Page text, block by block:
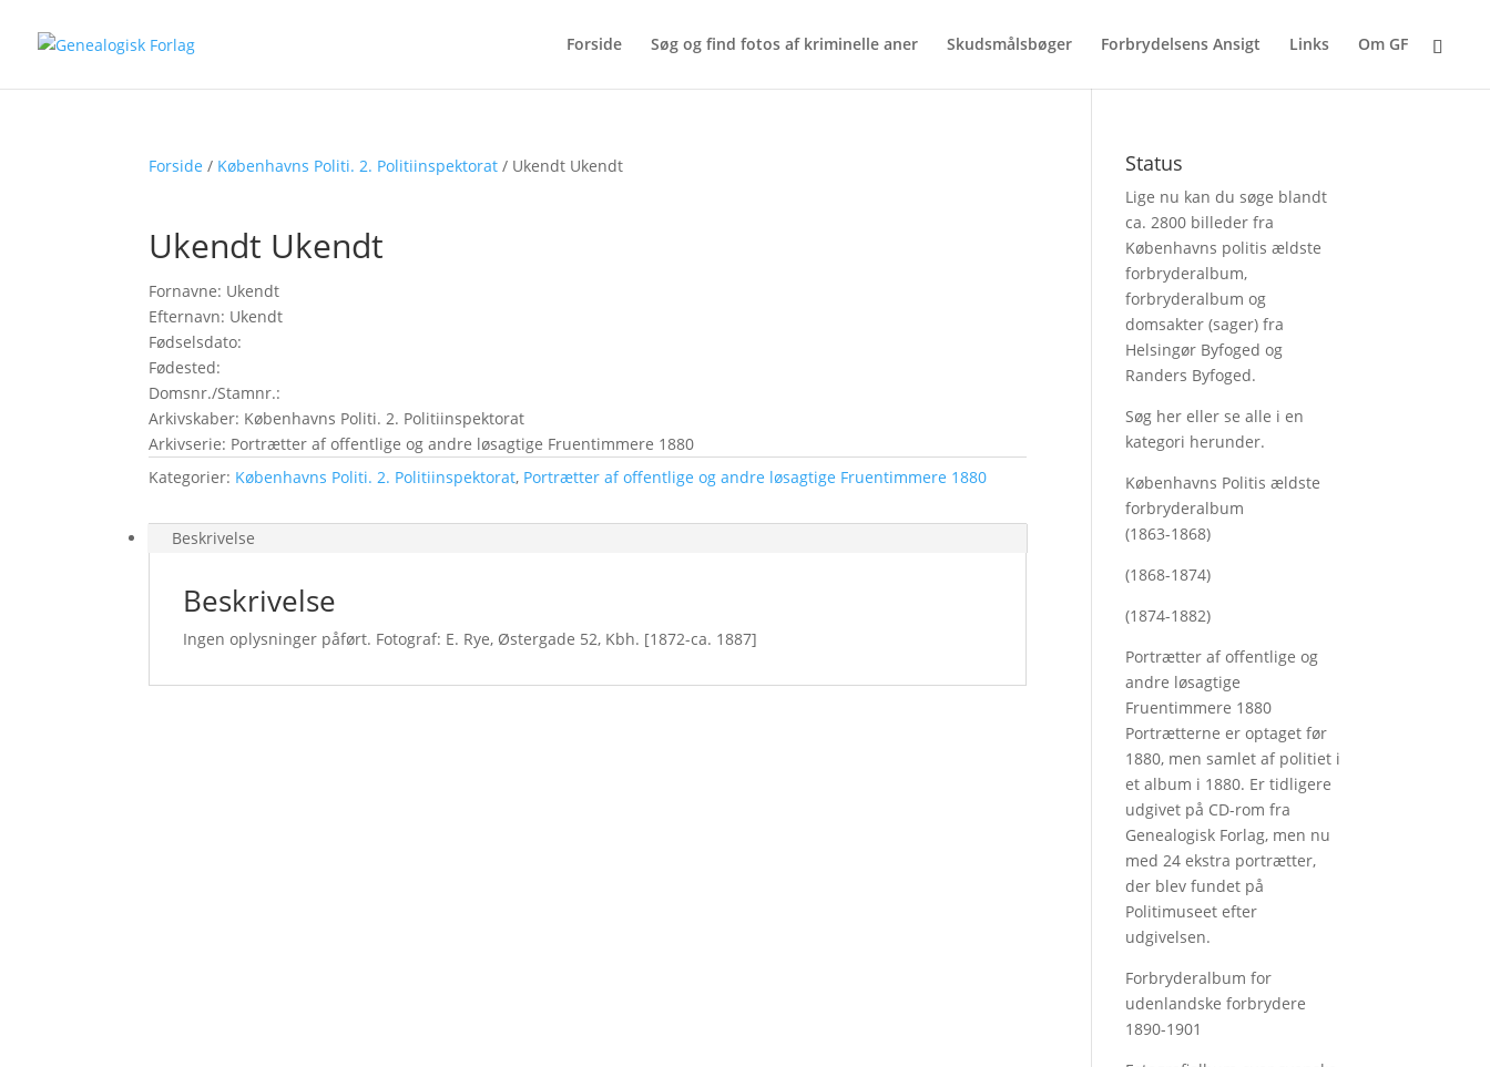
Forside Søg og find fotos af kriminelle aner Skudsmålsbøger Forbrydelsens Ansigt Links Om GF
Forside / Københavns Politi. 2. Politiinspektorat / Ukendt Ukendt
Ukendt Ukendt
Fornavne: Ukendt
Efternavn: Ukendt
Fødselsdato:
Fødested:
Domsnr./Stamnr.:
Arkivskaber: Københavns Politi. 2. Politiinspektorat
Arkivserie: Portrætter af offentlige og andre løsagtige Fruentimmere 1880
Kategorier: Københavns Politi. 2. Politiinspektorat, Portrætter af offentlige og andre løsagtige Fruentimmere 1880
Beskrivelse
Beskrivelse
Ingen oplysninger påført. Fotograf: E. Rye, Østergade 52, Kbh. [1872-ca. 1887]
Status
Lige nu kan du søge blandt
ca. 2800 billeder fra
Københavns politis ældste
forbryderalbum,
forbryderalbum og
domsakter (sager) fra
Helsingør Byfoged og
Randers Byfoged.
Søg her eller se alle i en
kategori herunder.
Københavns Politis ældste
forbryderalbum
(1863-1868)
(1868-1874)
(1874-1882)
Portrætter af offentlige og
andre løsagtige
Fruentimmere 1880
Portrætterne er optaget før
1880, men samlet af politiet i
et album i 1880. Er tidligere
udgivet på CD-rom fra
Genealogisk Forlag, men nu
med24 ekstra portrætter,
der blev fundet på
Politimuseet efter
udgivelsen.
Forbryderalbum for
udenlandske forbrydere
1890-1901